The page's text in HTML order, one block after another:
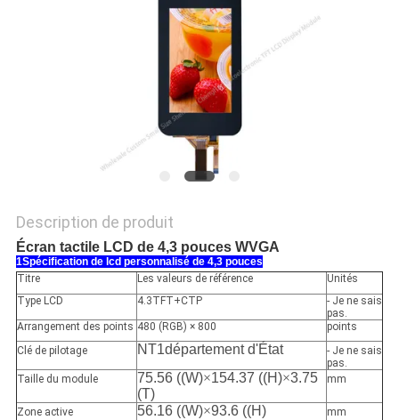
Description de produit
Écran tactile LCD de 4,3 pouces WVGA
1Spécification de lcd personnalisé de 4,3 pouces
Titre
Les valeurs de référence
Unités
Type LCD
4.3TFT+CTP
- Je ne sais
pas.
Arrangement des points 480 (RGB) × 800
points
Clé de pilotage
NT1département d'État
- Je ne sais
pas.
Taille du module
75.56 ((W)×154.37 ((H)×3.75
(T)
mm
Zone active 56.16 ((W)×93.6 ((H) mm